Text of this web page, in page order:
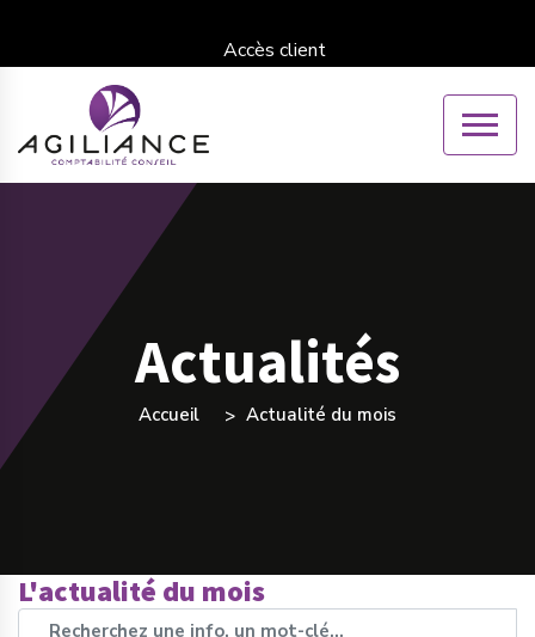
Accès client
Actualités
Accueil Actualité du mois
L'actualité du mois